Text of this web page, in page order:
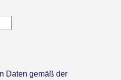
Daten gemäß der